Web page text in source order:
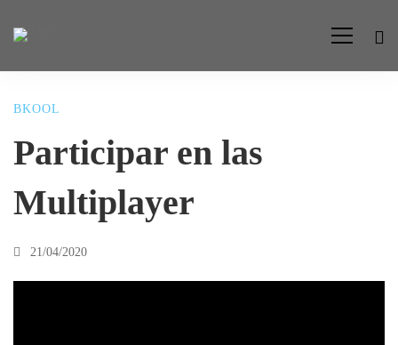
Participar
en
las
BKOOL
Participar en las
Multiplayer
21/04/2020